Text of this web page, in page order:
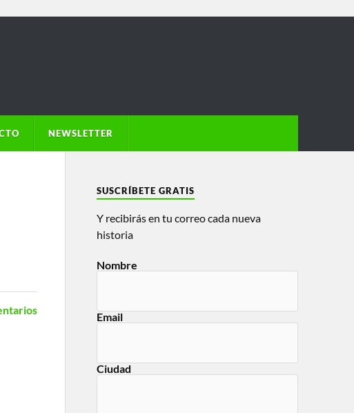
NEWSLETTER
SUSCRÍBETE GRATIS
Y recibirás en tu correo cada nueva
historia
Nombre
Email
Ciudad